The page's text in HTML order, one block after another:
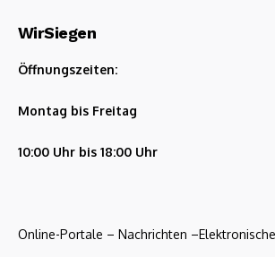
WirSiegen
Öffnungszeiten:
Montag bis Freitag
10:00 Uhr bis 18:00 Uhr
Online-Portale – Nachrichten